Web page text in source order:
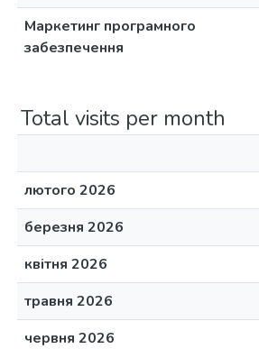
Маркетинг програмного
забезпечення
Total visits per month
лютого 2026
березня 2026
квітня 2026
травня 2026
червня 2026